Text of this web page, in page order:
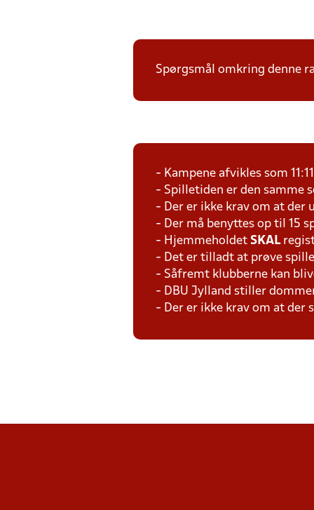
Spørgsmål omkring denne
- Kampene afvikles som
- Spilletiden er den samme
- Der er ikke krav om at der
- Der må benyttes op til 15
- Hjemmeholdet SKAL
- Det er tilladt at prøve
- Såfremt klubberne kan
- DBU Jylland stiller
- Der er ikke krav om at